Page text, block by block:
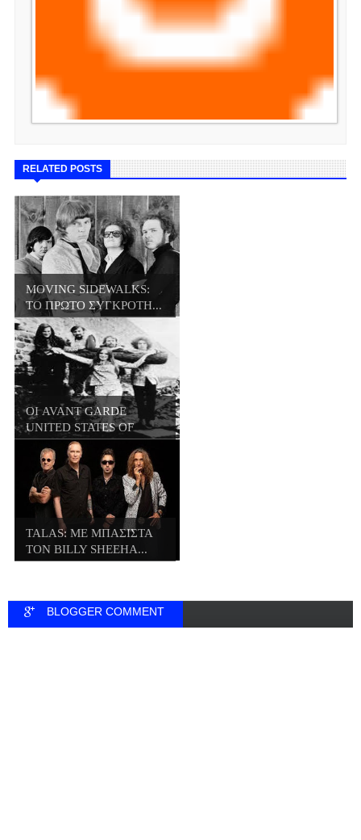
RELATED POSTS
MOVING SIDEWALKS:
ΤΟ ΠΡΩΤΟ ΣΥΓΚΡΟΤΗ...
ΟΙ AVANT GARDE
UNITED STATES OF
AME...
TALAS: ΜΕ ΜΠΑΣΙΣΤΑ
ΤΟΝ BILLY SHEEHA...
BLOGGER COMMENT